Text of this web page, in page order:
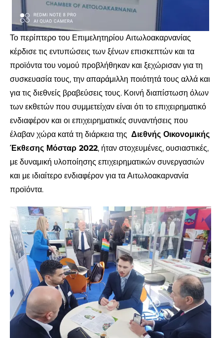
Το περίπτερο του Επιμελητηρίου Αιτωλοακαρνανίας
κέρδισε τις εντυπώσεις των ξένων επισκεπτών και τα
προϊόντα του νομού προβλήθηκαν και ξεχώρισαν για τη
συσκευασία τους, την απαράμιλλη ποιότητά τους αλλά και
για τις διεθνείς βραβεύσεις τους. Κοινή διαπίστωση όλων
των εκθετών που συμμετείχαν είναι ότι το επιχειρηματικό
ενδιαφέρον και οι επιχειρηματικές συναντήσεις που
έλαβαν χώρα κατά τη διάρκεια της Διεθνής Οικονομικής
Έκθεσης Μόσταρ 2022, ήταν στοχευμένες, ουσιαστικές,
με δυναμική υλοποίησης επιχειρηματικών συνεργασιών
και με ιδιαίτερο ενδιαφέρον για τα Αιτωλοακαρνανία
προϊόντα.